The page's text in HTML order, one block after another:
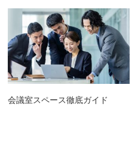
会議室スペース徹底ガイド